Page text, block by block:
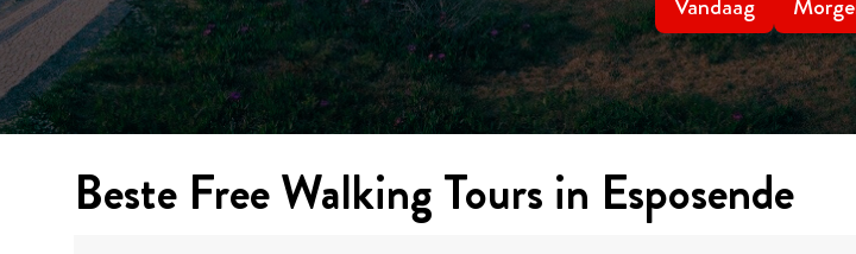
Beste Free Walking Tours in Esposende